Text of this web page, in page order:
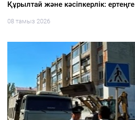
Жеңілдетілген несиеге жол ашылды
08 тамыз 2026